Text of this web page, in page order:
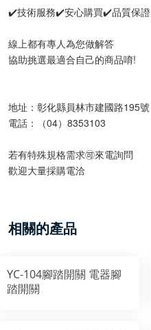
✔️技術服務✔️安心購買✔️品質保證
線上都有專人為您做解答
協助挑選最適合自己的商品唷!
地址：彰化縣員林市建國路195號
電話：（04）8353103
若有特殊規格需求🉑️來電詢問
歡迎大量採購電洽
相關的產品
YC-104腳踏開關 電器腳
踏開關